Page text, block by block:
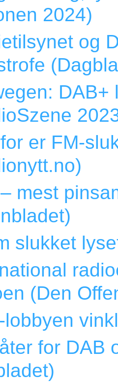
2024)
og
er FM-
mest
slukket
(Den
lobbyen
for DAB